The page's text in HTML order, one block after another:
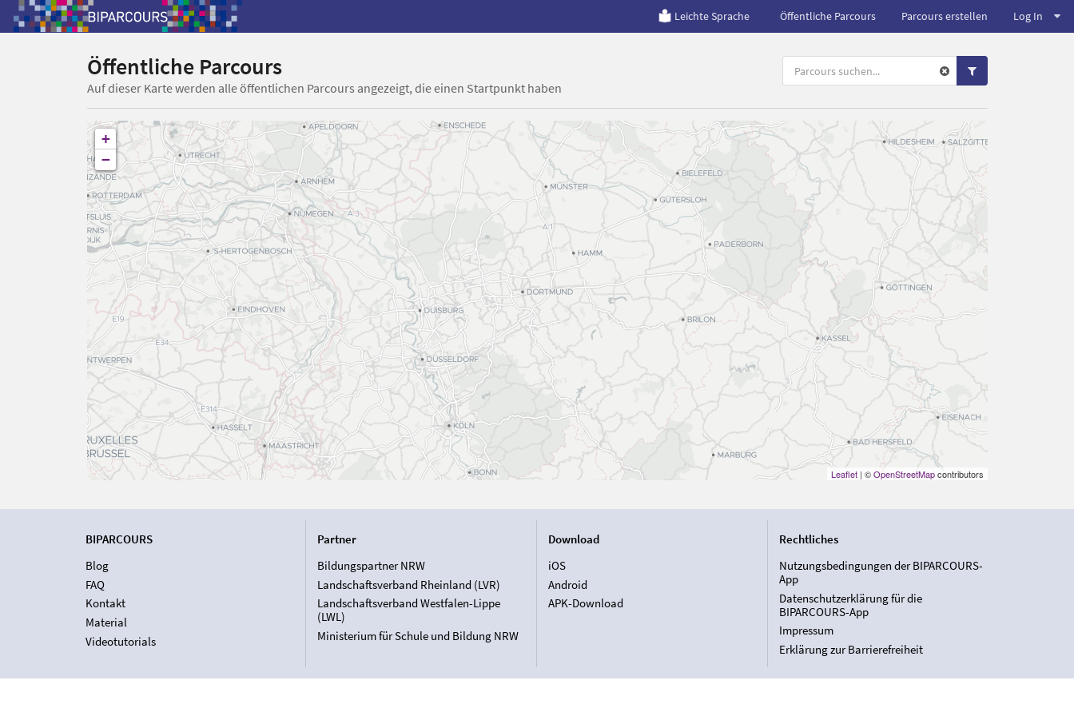
Leichte Sprache Öffentliche Parcours Parcours erstellen Log In
Öffentliche Parcours
Auf dieser Karte werden alle öffentlichen Parcours angezeigt, die einen Startpunkt haben
+
−
Leaflet| ©OpenStreetMapcontributors
BIPARCOURS
Blog
FAQ
Kontakt
Material
Videotutorials
Partner
Bildungspartner NRW
Landschaftsverband Rheinland (LVR)
Landschaftsverband Westfalen-Lippe
(LWL)
Ministerium für Schule und Bildung NRW
Download
iOS
Android
APK-Download
Rechtliches
Nutzungsbedingungen der BIPARCOURS-
App
Datenschutzerklärung für die
BIPARCOURS-App
Impressum
Erklärung zur Barrierefreiheit